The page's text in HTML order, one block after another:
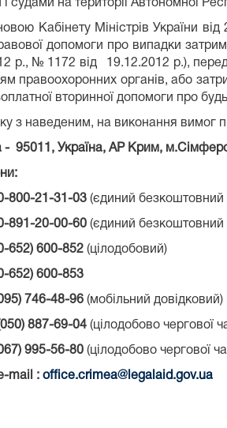
і судами на території Автономної
Кабінету Міністрів України
допомоги про випадки
р., № 1172 від
19.12.2012 р.),
правоохоронних органів, або
вторинної допомоги про
з наведеним, на виконання вимог
- 95011, Україна, АР Крим,
800-21-31-03 (єдиний безкоштовний
891-20-00-60 (єдиний безкоштовний
652) 600-852 (цілодобовий)
652) 600-853
95) 746-48-96 (мобільний довідковий)
887-69-04 (цілодобово чергової
995-56-80 (цілодобово чергової
mail : office.crimea@legalaid.gov.ua